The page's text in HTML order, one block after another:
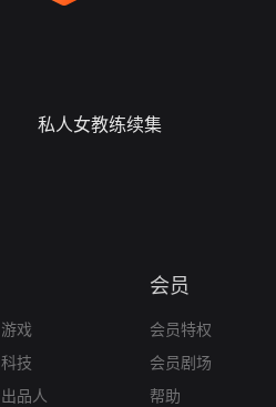
私人女教练续集
游戏
科技
出品人
会员
会员特权
会员剧场
帮助